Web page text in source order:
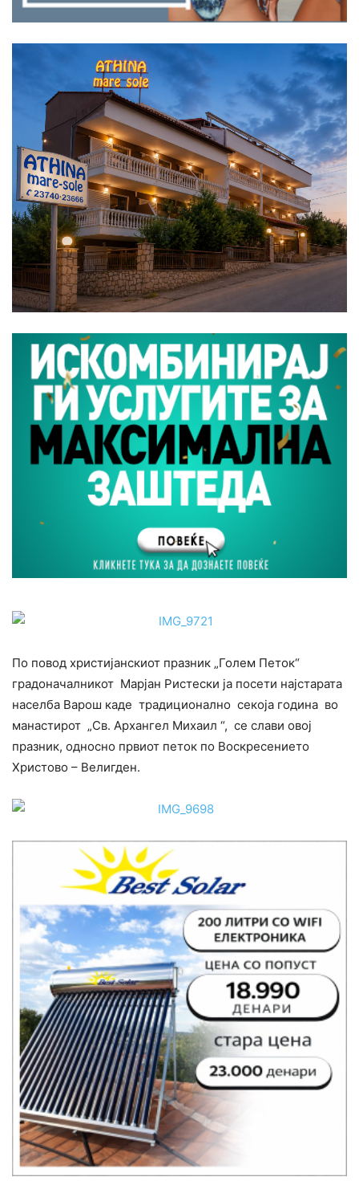
По повод христијанскиот празник „Голем Петок“
градоначалникот Марјан Ристески ја посети најстарата
населба Варош каде традиционално секоја година во
манастирот „Св. Архангел Михаил “, се слави овој
празник, односно првиот петок по Воскресението
Христово – Велигден.